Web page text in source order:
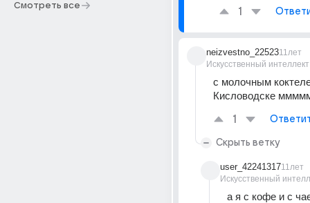
Смотреть все 1
neizvestno_22523
Искусственный интеллект
11лет
с молочным
Кисловодске
1
Скрыть ветку
user_42241317
Искусственный
11лет
а я с кофе и с